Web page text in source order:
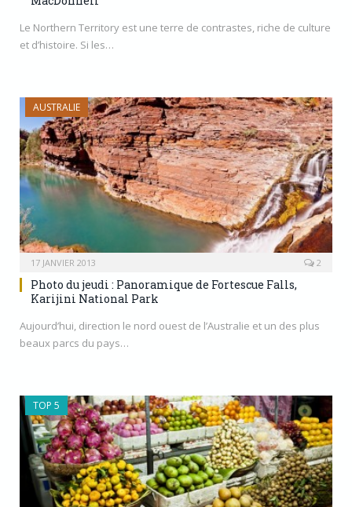
Le Northern Territory est une terre de contrastes, riche de culture
et d’histoire. Si les…
AUSTRALIE
17 JANVIER 2013 2
Photo du jeudi : Panoramique de Fortescue Falls,
Karijini National Park
Aujourd’hui, direction le nord ouest de l’Australie et un des plus
beaux parcs du pays…
TOP 5